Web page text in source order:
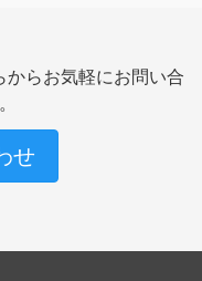
らお気軽にお問い合
せ